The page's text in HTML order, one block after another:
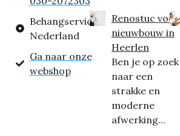
Behangservice
Nederland
Ga naar onze
webshop
Renostuc voor
nieuwbouw in
Heerlen
Ben je op zoek
naar een
strakke en
moderne
afwerking...